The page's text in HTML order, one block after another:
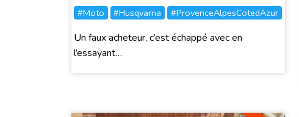
#Moto #Husqvarna #ProvenceAlpesCotedAzur
Un faux acheteur, c’est échappé avec en
l’essayant…